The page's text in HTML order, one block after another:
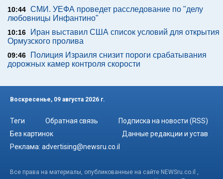
10:44 СМИ. УЕФА проведет расследование по "делу
любовницы Инфантино"
10:16
Иран выставил США список условий для открытия
Ормузского пролива
09:46
Полиция Израиля снизит пороги срабатывания
дорожных камер контроля скорости
Воскресенье, 09 августа 2026 г.
Теги Обратная связь
Подписка на новости (RSS)
Без картинок
Данные редакции и устав
Реклама: advertising@newsru.co.il
Все права на материалы, опубликованные на сайте NEWSru.co.il ,